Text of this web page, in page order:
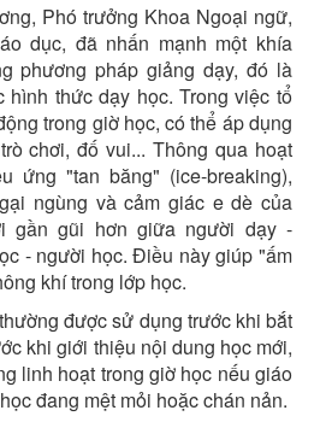
Phó trưởng Khoa Ngoại ngữ,
dục, đã nhấn mạnh một khía
phương pháp giảng dạy, đó là
hình thức dạy học. Trong việc tổ
trong giờ học, có thể áp dụng
chơi, đố vui... Thông qua hoạt
ứng "tan băng" (ice-breaking),
ngùng và cảm giác e dè của
gần gũi hơn giữa người dạy -
- người học. Điều này giúp "ấm
khí trong lớp học.
được sử dụng trước khi bắt
khi giới thiệu nội dung học mới,
linh hoạt trong giờ học nếu giáo
đang mệt mỏi hoặc chán nản.